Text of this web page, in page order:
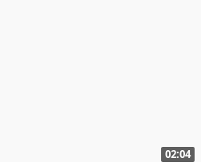
02:04